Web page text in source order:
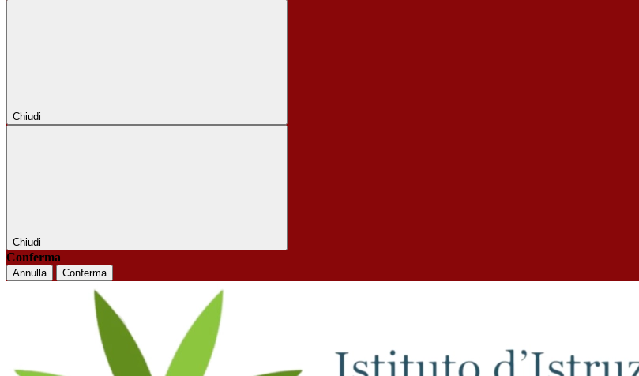
Chiudi
Chiudi
Conferma
Annulla Conferma